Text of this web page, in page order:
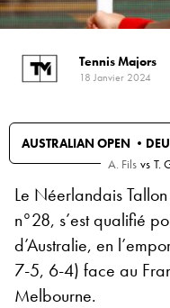
Tennis Majors
18 Janvier 2024
AUSTRALIAN OPEN •
A. Fils vs T.
Le Néerlandais
n°28, s’est qualifié
d’Australie, en
7-5, 6-4) face au
Melbourne.